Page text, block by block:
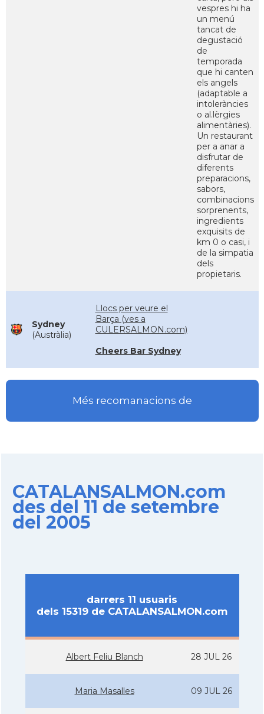
vespres hi ha
un menú
tancat de
degustació
de
temporada
que hi canten
els angels
(adaptable a
intoleràncies
o al.lèrgies
alimentàries).
Un restaurant
per a anar a
disfrutar de
diferents
preparacions,
sabors,
combinacions
sorprenents,
ingredients
exquisits de
km 0 o casi, i
de la simpatia
dels
propietaris.
Sydney
(Austràlia)
Llocs per veure el
Barça (ves a
CULERSALMON.com)
Cheers Bar Sydney
Més recomanacions de
CATALANSALMON.com
des del 11 de setembre
del 2005
darrers 11 usuaris
dels 15319 de CATALANSALMON.com
Albert Feliu Blanch 28 JUL 26
Maria Masalles 09 JUL 26